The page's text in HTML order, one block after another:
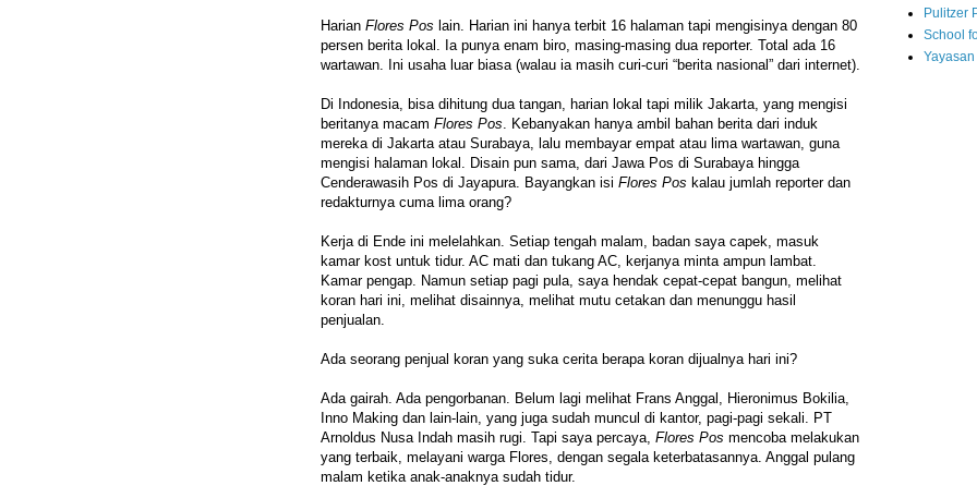
Harian Flores Pos lain. Harian ini hanya terbit 16 halaman tapi mengisinya dengan 80
persen berita lokal. Ia punya enam biro, masing-masing dua reporter. Total ada 16
wartawan. Ini usaha luar biasa (walau ia masih curi-curi “berita nasional” dari internet).
Di Indonesia, bisa dihitung dua tangan, harian lokal tapi milik Jakarta, yang mengisi
beritanya macam Flores Pos . Kebanyakan hanya ambil bahan berita dari induk
mereka di Jakarta atau Surabaya, lalu membayar empat atau lima wartawan, guna
mengisi halaman lokal. Disain pun sama, dari Jawa Pos di Surabaya hingga
Cenderawasih Pos di Jayapura. Bayangkan isi Flores Pos kalau jumlah reporter dan
redakturnya cuma lima orang?
Kerja di Ende ini melelahkan. Setiap tengah malam, badan saya capek, masuk
kamar kost untuk tidur. AC mati dan tukang AC, kerjanya minta ampun lambat.
Kamar pengap. Namun setiap pagi pula, saya hendak cepat-cepat bangun, melihat
koran hari ini, melihat disainnya, melihat mutu cetakan dan menunggu hasil
penjualan.
Ada seorang penjual koran yang suka cerita berapa koran dijualnya hari ini?
Ada gairah. Ada pengorbanan. Belum lagi melihat Frans Anggal, Hieronimus Bokilia,
Inno Making dan lain-lain, yang juga sudah muncul di kantor, pagi-pagi sekali. PT
Arnoldus Nusa Indah masih rugi. Tapi saya percaya, Flores Pos mencoba melakukan
yang terbaik, melayani warga Flores, dengan segala keterbatasannya. Anggal pulang
malam ketika anak-anaknya sudah tidur.
Pulitzer
School